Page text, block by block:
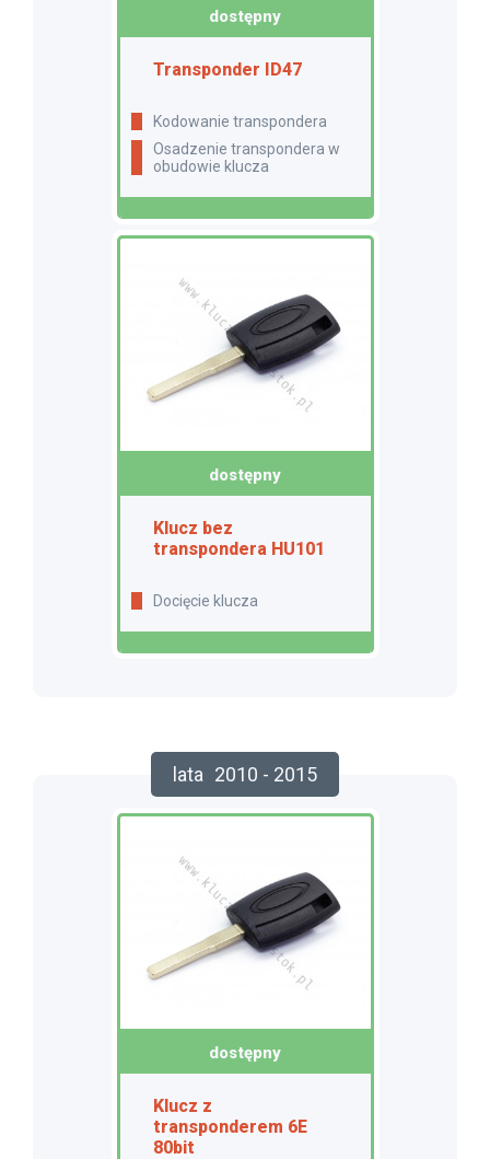
dostępny
Transponder ID47
Kodowanie transpondera
Osadzenie transpondera w
obudowie klucza
dostępny
Klucz bez
transpondera HU101
Docięcie klucza
lata 2010 - 2015
dostępny
Klucz z
transponderem 6E
80bit